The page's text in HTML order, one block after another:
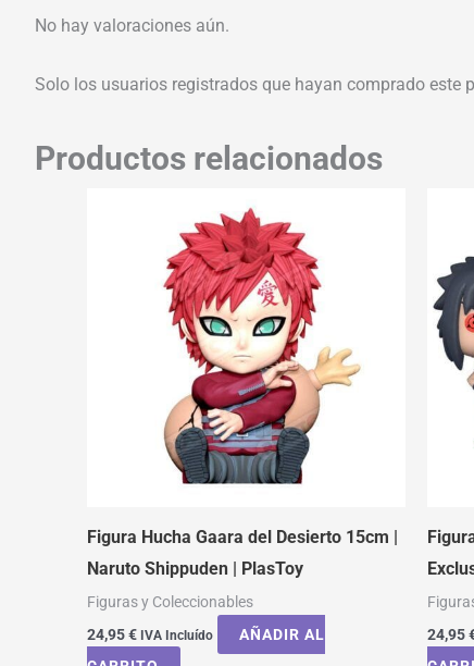
No hay valoraciones aún.
Solo los usuarios registrados que hayan comprado este
Productos relacionados
Figura Hucha Gaara del Desierto 15cm |
Naruto Shippuden | PlasToy
Figuras y Coleccionables
24,95€ IVA Incluído
AÑADIR AL
24,95